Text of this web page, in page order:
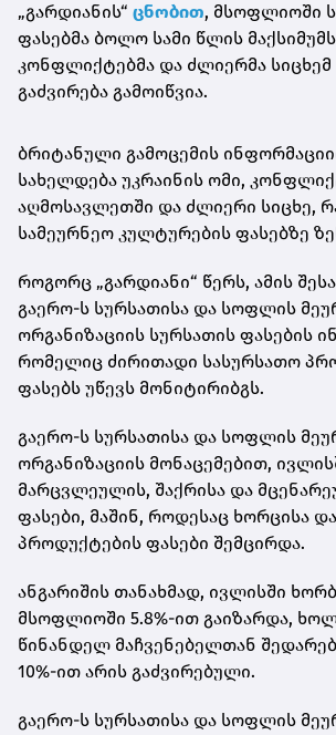
„გარდიანის“ ცნობით, მსოფლიოში
ფასებმა ბოლო სამი წლის
კონფლიქტებმა და ძლიერმა
გაძვირება გამოიწვია.
ბრიტანული გამოცემის
სახელდება უკრაინის ომი,
აღმოსავლეთში და ძლიერი სიცხე,
სამეურნეო კულტურების ფასებზე
როგორც „გარდიანი“ წერს, ამის
გაერო-ს სურსათისა და სოფლის
ორგანიზაციის სურსათის ფასების
რომელიც ძირითადი სასურსათო
ფასებს უწევს მონიტირიბგს.
გაერო-ს სურსათისა და სოფლის
ორგანიზაციის მონაცემებით,
მარცვლეულის, შაქრისა და
ფასები, მაშინ, როდესაც ხორცისა
პროდუქტების ფასები შემცირდა.
ანგარიშის თანახმად, ივლისში
მსოფლიოში 5.8%-ით გაიზარდა,
წინანდელ მაჩვენებელთან
10%-ით არის გაძვირებული.
გაერო-ს სურსათისა და სოფლის